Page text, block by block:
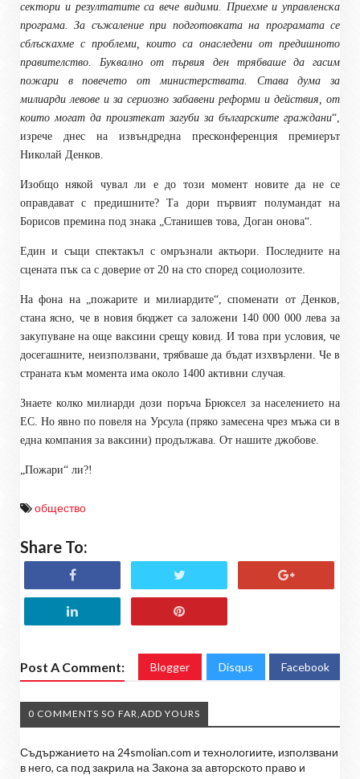
сектори и резултатите са вече видими. Приехме и управленска
програма. За съжаление при подготовката на програмата се
сблъскахме с проблеми, които са онаследени от предишното
правителство. Буквално от първия ден трябваше да гасим
пожари в повечето от министерствата. Става дума за
милиарди левове и за сериозно забавени реформи и действия, от
които могат да произтекат загуби за българските граждани“,
изрече днес на извъндредна пресконференция премиерът
Николай Денков.
Изобщо някой чувал ли е до този момент новите да не се
оправдават с предишните? Та дори първият полумандат на
Борисов премина под знака „Станишев това, Доган онова“.
Един и същи спектакъл с омръзнали актьори. Последните на
сцената пък са с доверие от 20 на сто според социолозите.
На фона на „пожарите и милиардите“, споменати от Денков,
стана ясно, че в новия бюджет са заложени 140 000 000 лева за
закупуване на още ваксини срещу ковид. И това при условия, че
досегашните, неизползвани, трябваше да бъдат изхвърлени. Че в
страната към момента има около 1400 активни случая.
Знаете колко милиарди дози поръча Брюксел за населението на
ЕС. Но явно по повеля на Урсула (пряко замесена чрез мъжа си в
една компания за ваксини) продължава. От нашите джобове.
„Пожари“ ли?!
общество
Share To:
Post A Comment: Blogger Disqus Facebook
0 COMMENTS SO FAR,ADD YOURS
Съдържанието на 24smolian.com и технологиите, използвани
в него, са под закрила на Закона за авторското право и